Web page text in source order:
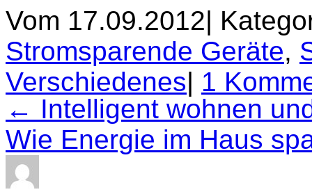
Vom 17.09.2012|
Stromsparende Geräte,
Verschiedenes| 1
← Intelligent wohnen
Wie Energie im Haus